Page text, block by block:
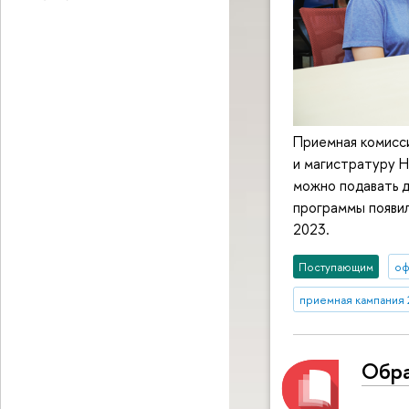
Приемная
и магистратуру
можно подавать
программы
2023.
Поступающим
приемная кампания